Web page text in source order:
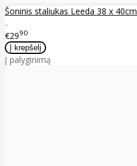
Šoninis staliukas Leeda 38 x 40cm
..
€2990
Į palyginimą